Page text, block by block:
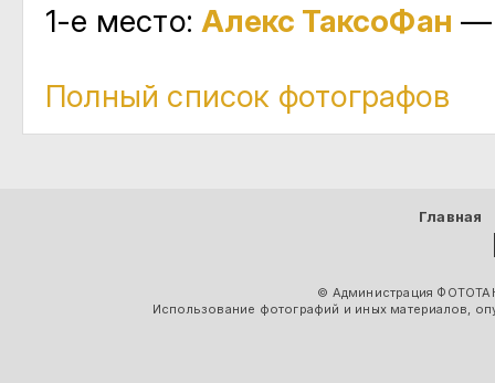
1-е место:Алекс ТаксоФан —
Полный список фотографов
Главная
© Администрация
Использование фотографий и иных материалов,